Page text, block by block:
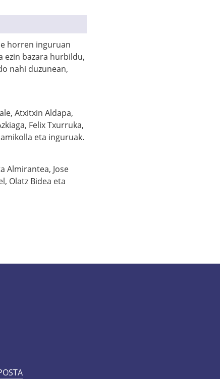
horren inguruan
ezin bazara hurbildu,
nahi duzunean,
Atxitxin Aldapa,
Felix Txurruka,
eta inguruak.
Almirantea, Jose
Olatz Bidea eta